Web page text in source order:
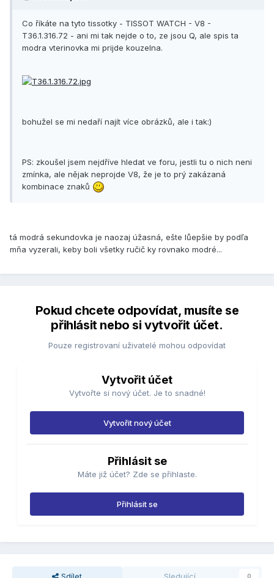
Co říkáte na tyto tissotky - TISSOT WATCH - V8 -
T36.1.316.72 - ani mi tak nejde o to, ze jsou Q, ale spis ta
modra vterinovka mi prijde kouzelna.
bohužel se mi nedaří najít více obrázků, ale i tak:)
PS: zkoušel jsem nejdříve hledat ve foru, jestli tu o nich neni
zmínka, ale nějak neprojde V8, že je to prý zakázaná
kombinace znaků
tá modrá sekundovka je naozaj úžasná, ešte lůepšie by podľa
mňa vyzerali, keby boli všetky ručič ky rovnako modré...
Pokud chcete odpovídat, musíte se
přihlásit nebo si vytvořit účet.
Pouze registrovaní uživatelé mohou odpovídat
Vytvořit účet
Vytvořte si nový účet. Je to snadné!
Vytvořit nový účet
Přihlásit se
Máte již účet? Zde se přihlaste.
Přihlásit se
0